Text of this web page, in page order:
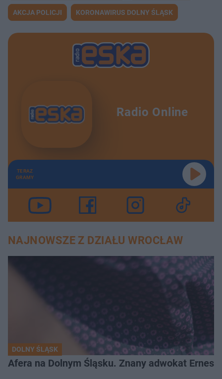
AKCJA POLICJI KORONAWIRUS DOLNY ŚLĄSK
Radio Online
TERAZ
GRAMY
NAJNOWSZE Z DZIAŁU WROCŁAW
DOLNY ŚLĄSK
Afera na Dolnym Śląsku. Znany adwokat Ernest